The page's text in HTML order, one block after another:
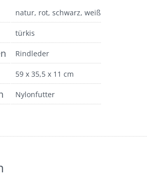
natur, rot, schwarz, weiß
türkis
Rindleder
59 x 35,5 x 11 cm
Nylonfutter